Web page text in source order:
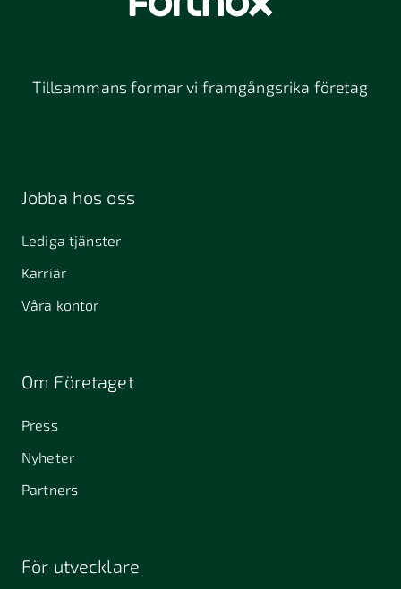
Tillsammans formar vi framgångsrika företag
Jobba hos oss
Lediga tjänster
Karriär
Våra kontor
Om Företaget
Press
Nyheter
Partners
För utvecklare